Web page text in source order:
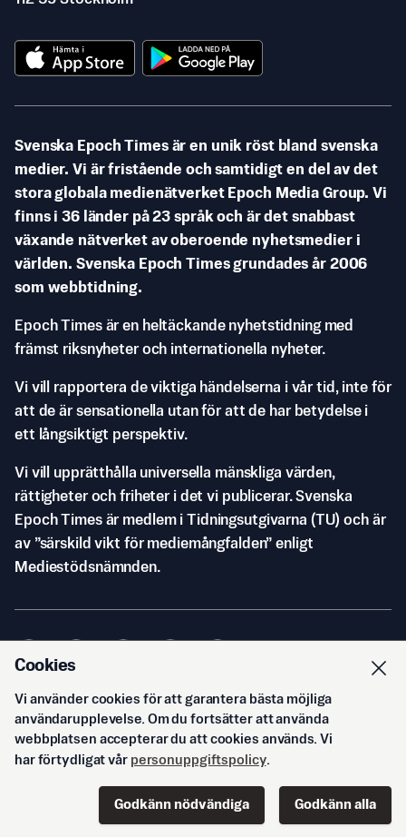
Svenska Epoch Times är en unik röst bland svenska
medier. Vi är fristående och samtidigt en del av det
stora globala medienätverket Epoch Media Group. Vi
finns i 36 länder på 23 språk och är det snabbast
växande nätverket av oberoende nyhetsmedier i
världen. Svenska Epoch Times grundades år 2006
som webbtidning.
Epoch Times är en heltäckande nyhetstidning med
främst riksnyheter och internationella nyheter.
Vi vill rapportera de viktiga händelserna i vår tid, inte för
att de är sensationella utan för att de har betydelse i
ett långsiktigt perspektiv.
Vi vill upprätthålla universella mänskliga värden,
rättigheter och friheter i det vi publicerar. Svenska
Epoch Times är medlem i Tidningsutgivarna (TU) och är
av ”särskild vikt för mediemångfalden” enligt
Mediestödsnämnden.
© Svenska Epoch Times AB2026
Cookies
Vi använder cookies för att garantera bästa möjliga
användarupplevelse. Om du fortsätter att använda
webbplatsen accepterar du att cookies används. Vi
har förtydligat vår personuppgiftspolicy.
Godkänn nödvändiga Godkänn alla